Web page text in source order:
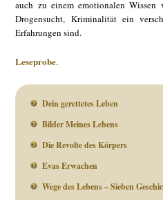
auch zu einem emotionalen Wissen
Drogensucht, Kriminalität ein
Erfahrungen sind.
Leseprobe.
Dein gerettetes Leben
Bilder Meines Lebens
Die Revolte des Körpers
Evas Erwachen
Wege des Lebens – Sieben